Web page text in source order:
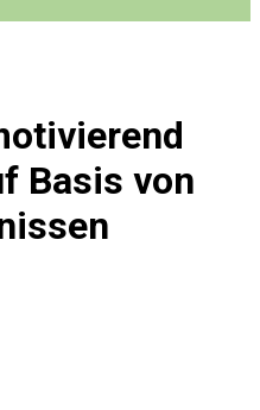
Basis von